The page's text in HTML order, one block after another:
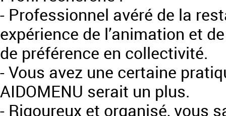
- Professionnel avéré de la
expérience de l’animation et
de préférence en collectivité.
- Vous avez une certaine
AIDOMENU serait un plus.
- Rigoureux et organisé, vous